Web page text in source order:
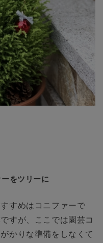
をツリーに
すめはコニファーで
すが、ここでは園芸コ
かりな準備をしなくて